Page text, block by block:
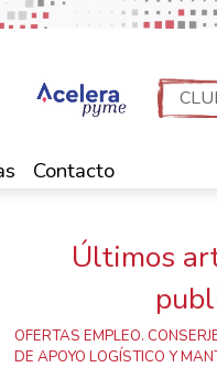
Contacto
Últimos
OFERTAS EMPLEO.
DE APOYO LOGÍSTICO Y